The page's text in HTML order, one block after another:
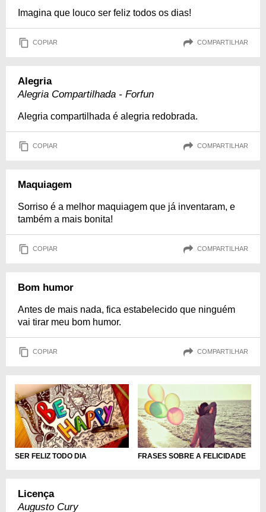
Imagina que louco ser feliz todos os dias!
COPIAR COMPARTILHAR
Alegria
Alegria Compartilhada - Forfun
Alegria compartilhada é alegria redobrada.
COPIAR COMPARTILHAR
Maquiagem
Sorriso é a melhor maquiagem que já inventaram, e
também a mais bonita!
COPIAR COMPARTILHAR
Bom humor
Antes de mais nada, fica estabelecido que ninguém
vai tirar meu bom humor.
COPIAR COMPARTILHAR
SER FELIZ TODO DIA FRASES SOBRE A FELICIDADE
Licença
Augusto Cury